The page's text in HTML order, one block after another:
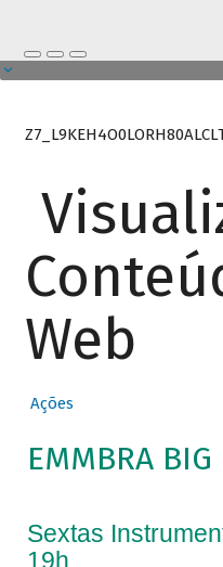
Web
Ações
EMMBRA BIG
Sextas
19h